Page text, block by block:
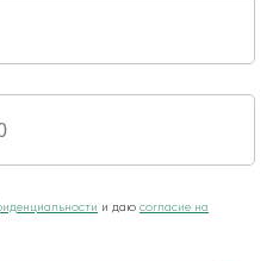
и даю согласие на